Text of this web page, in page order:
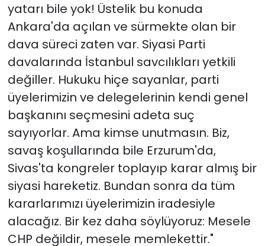
yatarı bile yok! Üstelik bu konuda
Ankara'da açılan ve sürmekte olan bir
dava süreci zaten var. Siyasi Parti
davalarında İstanbul savcılıkları yetkili
değiller. Hukuku hiçe sayanlar, parti
üyelerimizin ve delegelerinin kendi genel
başkanını seçmesini adeta suç
sayıyorlar. Ama kimse unutmasın. Biz,
savaş koşullarında bile Erzurum'da,
Sivas'ta kongreler toplayıp karar almış bir
siyasi hareketiz. Bundan sonra da tüm
kararlarımızı üyelerimizin iradesiyle
alacağız. Bir kez daha söylüyoruz: Mesele
CHP değildir, mesele memlekettir."